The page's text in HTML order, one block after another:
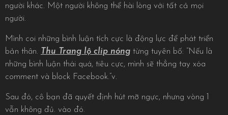
người khác. Một người không thể hài lòng với tất cả mọi
người.
Mình coi những bình luận tích cực là động lực để phát triển
bản thân. Thu Trang lộ clip nóng từng tuyên bố: “Nếu là
những bình luận thái quá, tiêu cực, mình sẽ thẳng tay xóa
comment và block Facebook.”v.
Sau đó, cô bạn đã quyết định hút mỡ ngực, nhưng vòng 1
vẫn không đủ. vào đó.